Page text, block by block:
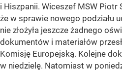
i Hiszpanii. Wiceszef MSW Piotr
że w sprawie nowego podziału
nie złożyła jeszcze żadnego
dokumentów i materiałów
Komisję Europejską. Kolejne
w niedzielę. Natomiast w